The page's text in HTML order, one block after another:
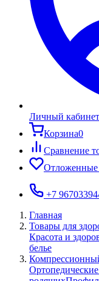
Личный кабинет
Корзина0
Сравнение
Отложенные
+7
Главная
Товары для
Красота и
белье